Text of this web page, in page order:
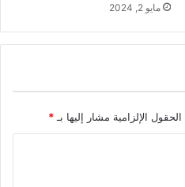
مايو 2, 2024
الحقول الإلزامية مشار إليها بـ *